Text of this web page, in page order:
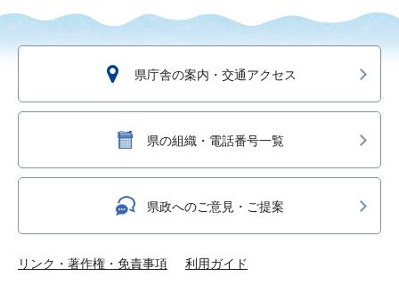
県庁舎の案内・交通アクセス
県の組織・電話番号一覧
県政へのご意見・ご提案
リンク・著作権・免責事項 利用ガイド